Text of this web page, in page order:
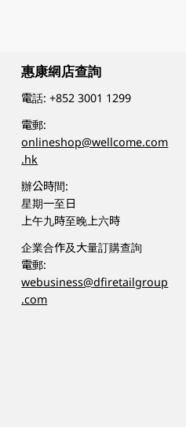
惠康網店查詢
電話:+852 3001 1299
電郵:
onlineshop@wellcome.com
.hk
辦公時間:
星期一至日
上午九時至晚上六時
企業合作及大量訂購查詢
電郵:
webusiness@dfiretailgroup
.com